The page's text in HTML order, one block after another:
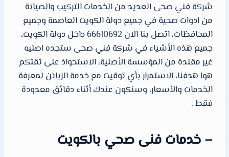
شركة فني صحى العديد من الخدمات التركيب والصيانة
من ادوات صحية في جميع دولة الكويت العاصمة وجميع
المحافظات، اتصل بنا الان 66610692 داخل دولة الكويت،
جميع هذه الأشياء في شركة فني صحى ستجده اصليه
غير مقلدة من المؤسسة الأصلية، الاستحواذ على ثقتكم
هوا هدفنا، الاستمرار بأي توقيت مع خدمة الزبائن لمعرفة
الخدمات والأسعار، وسنكون عندك أثناء دقائق معدودة
فقط .
– خدمات فنى صحي بالكويت